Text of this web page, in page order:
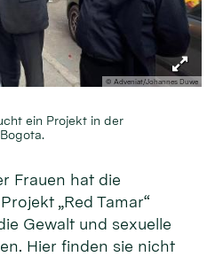
© Adveniat/Johannes Duwe
ein Projekt in der
Frauen hat die
„Red Tamar“
Gewalt und sexuelle
Hier finden sie nicht